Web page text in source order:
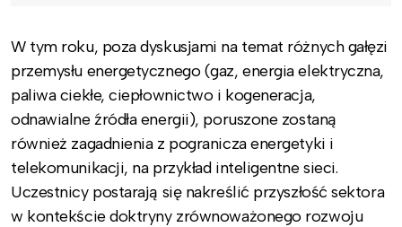
W tym roku, poza dyskusjami na temat różnych gałęzi
przemysłu energetycznego (gaz, energia elektryczna,
paliwa ciekłe, ciepłownictwo i kogeneracja,
odnawialne źródła energii), poruszone zostaną
również zagadnienia z pogranicza energetyki i
telekomunikacji, na przykład inteligentne sieci.
Uczestnicy postarają się nakreślić przyszłość sektora
w kontekście doktryny zrównoważonego rozwoju